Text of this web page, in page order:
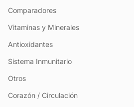
Comparadores
Vitaminas y Minerales
Antioxidantes
Sistema Inmunitario
Otros
Corazón / Circulación